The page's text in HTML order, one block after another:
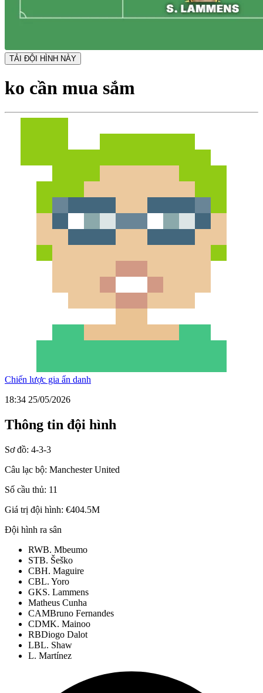
TẢI ĐỘI HÌNH NÀY
ko cần mua sắm
Chiến lược gia ẩn danh
18:34 25/05/2026
Thông tin đội hình
Sơ đồ: 4-3-3
Câu lạc bộ: Manchester United
Số cầu thủ: 11
Giá trị đội hình: €404.5M
Đội hình ra sân
RWB. Mbeumo
STB. Šeško
CBH. Maguire
CBL. Yoro
GKS. Lammens
Matheus Cunha
CAMBruno Fernandes
CDMK. Mainoo
RBDiogo Dalot
LBL. Shaw
L. Martínez